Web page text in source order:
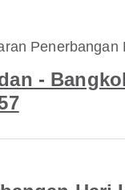
Penerbangan
-